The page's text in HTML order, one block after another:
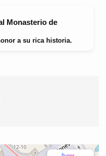
Monasterio de
a su rica historia.